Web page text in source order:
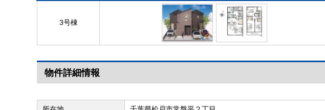
3号棟
物件詳細情報